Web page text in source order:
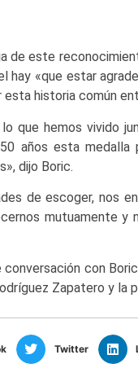
de este
hay «que estar
historia común
que hemos vivido
años esta
dijo Boric.
de escoger, nos
mutuamente
con
Zapatero y la
Twitter